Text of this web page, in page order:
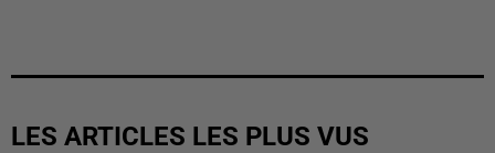
LES ARTICLES LES PLUS VUS